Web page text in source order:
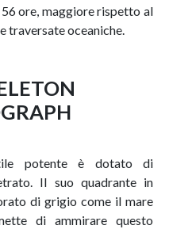
ore, maggiore rispetto al
traversate oceaniche.
potente è dotato di
Il suo quadrante in
di grigio come il mare
di ammirare questo